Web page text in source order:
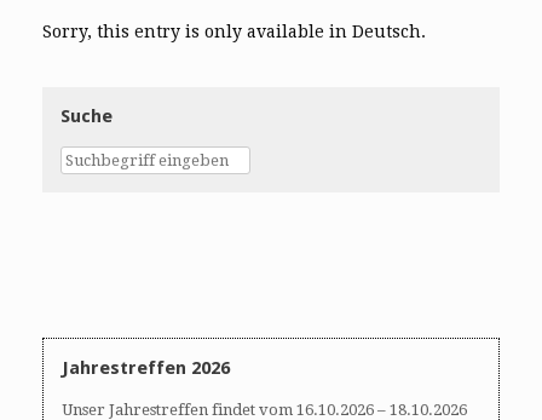
Sorry, this entry is only available in Deutsch.
Suche
Jahrestreffen 2026
Unser Jahrestreffen findet vom 16.10.2026 – 18.10.2026